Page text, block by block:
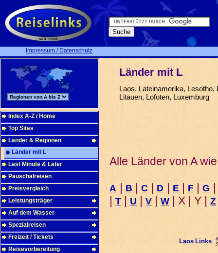
Impressum / Datenschutz
Index A-Z / Home
Top Sites
Länder & Regionen
Länder mit L
Last Minute & Later
Pauschalreisen
Preisvergleich
Leistungsträger
Auf dem Wasser
Spezialreisen
Freizeit / Tickets
Reisevorbereitung
Länder mit L
Laos, Lateinamerika, Lesotho,
Litauen, Lofoten, Luxemburg
Alle Länder von A
A | B |C | D | E | F |G
|T | U |V |W | X | Y |Z
Laos Links